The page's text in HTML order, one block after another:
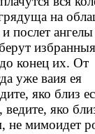
на
послет ангелы
избранныя
конец их. От
уже ваия ея
яко близ
ведите, яко
не мимоидет